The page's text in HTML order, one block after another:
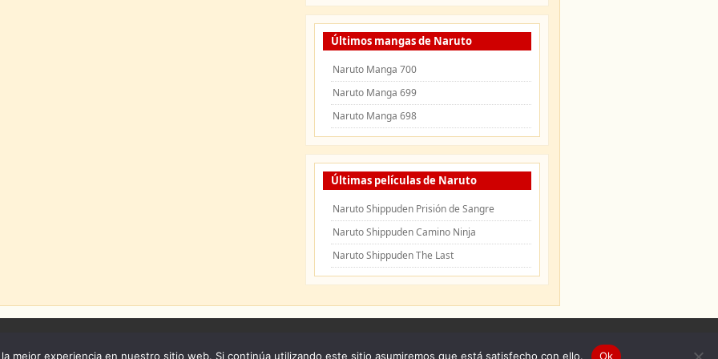
Últimos mangas de Naruto
Naruto Manga 700
Naruto Manga 699
Naruto Manga 698
Últimas películas de Naruto
Naruto Shippuden Prisión de Sangre
Naruto Shippuden Camino Ninja
Naruto Shippuden The Last
mejor experiencia en nuestro sitio web. Si continúa utilizando este sitio asumiremos que está satisfecho con ello. Ok